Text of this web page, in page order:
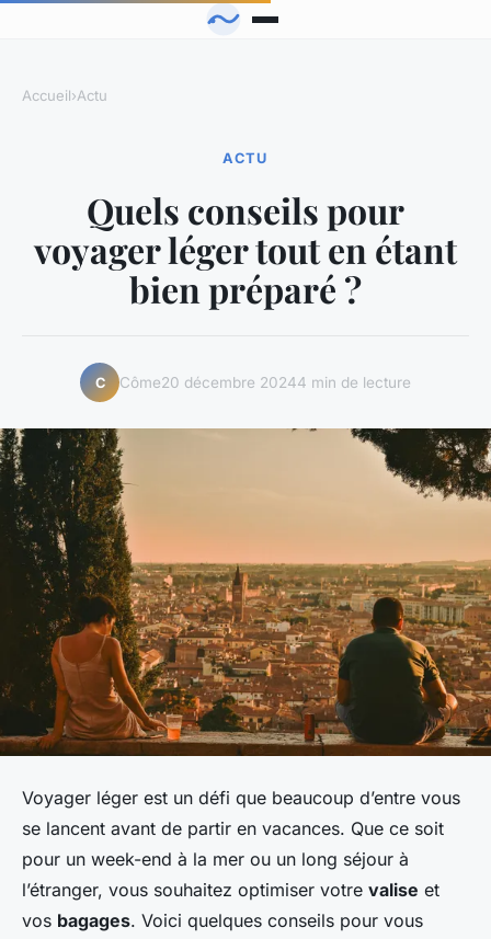
Accueil›Actu
ACTU
Quels conseils pour
voyager léger tout en étant
bien préparé ?
C Côme20 décembre 20244 min de lecture
Voyager léger est un défi que beaucoup d’entre vous
se lancent avant de partir en vacances. Que ce soit
pour un week-end à la mer ou un long séjour à
l’étranger, vous souhaitez optimiser votre valise et
vos bagages. Voici quelques conseils pour vous